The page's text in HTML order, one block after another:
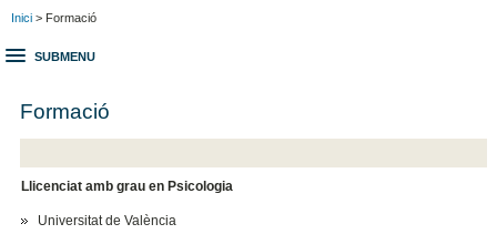
Inici > Formació
SUBMENU
Formació
Llicenciat amb grau en Psicologia
Universitat de València